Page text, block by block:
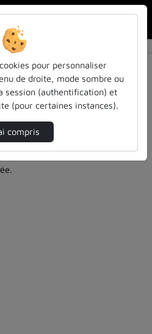
en retirer) :
medecine-et-sante
pour personnaliser
de droite, mode sombre ou
session (authentification) et
(pour certaines instances).
compris